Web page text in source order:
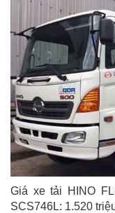
Giá xe tải HINO
SCS746L: 1.520